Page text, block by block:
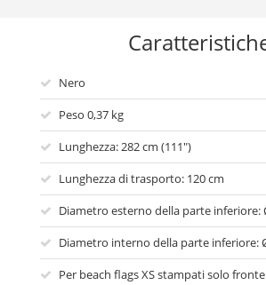
Nero
Peso 0,37 kg
Lunghezza: 282 cm (111")
Lunghezza di trasporto: 120 cm
Diametro esterno della parte inferiore:
Diametro interno della parte inferiore:
Per beach flags XS stampati solo